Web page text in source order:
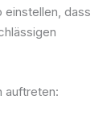
einstellen, dass
auftreten: